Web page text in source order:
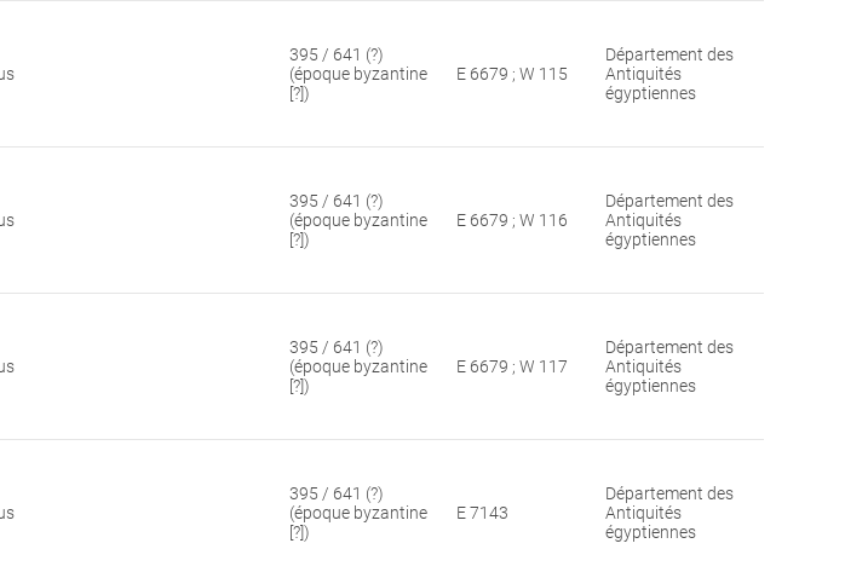
395 / 641 (?)
(époque byzantine
[?])
E 6679 ; W 115
Département des
Antiquités
égyptiennes
395 / 641 (?)
(époque byzantine
[?])
E 6679 ; W 116
Département des
Antiquités
égyptiennes
395 / 641 (?)
(époque byzantine
[?])
E 6679 ; W 117
Département des
Antiquités
égyptiennes
395 / 641 (?)
(époque byzantine
[?])
E 7143
Département des
Antiquités
égyptiennes